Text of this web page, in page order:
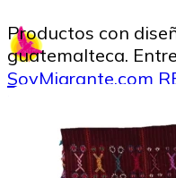
SoyMigrante.com
Image to Credit :
Productos con
guatemalteca.